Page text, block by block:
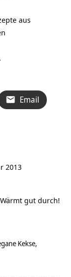
aus
Email
2013
gut durch!
Kekse